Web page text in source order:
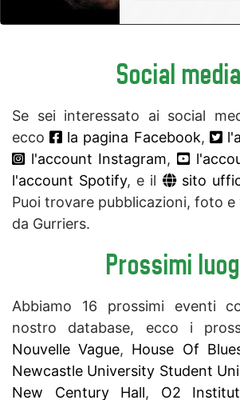
Social media
Se sei interessato ai social
ecco
la pagina Facebook,
l'account Instagram,
l'account Spotify, e il sito
Puoi trovare pubblicazioni, foto
da Gurriers.
Prossimi
Abbiamo 16 prossimi eventi
nostro database, ecco i
Nouvelle Vague, House Of
Newcastle University Student
New Century Hall, O2